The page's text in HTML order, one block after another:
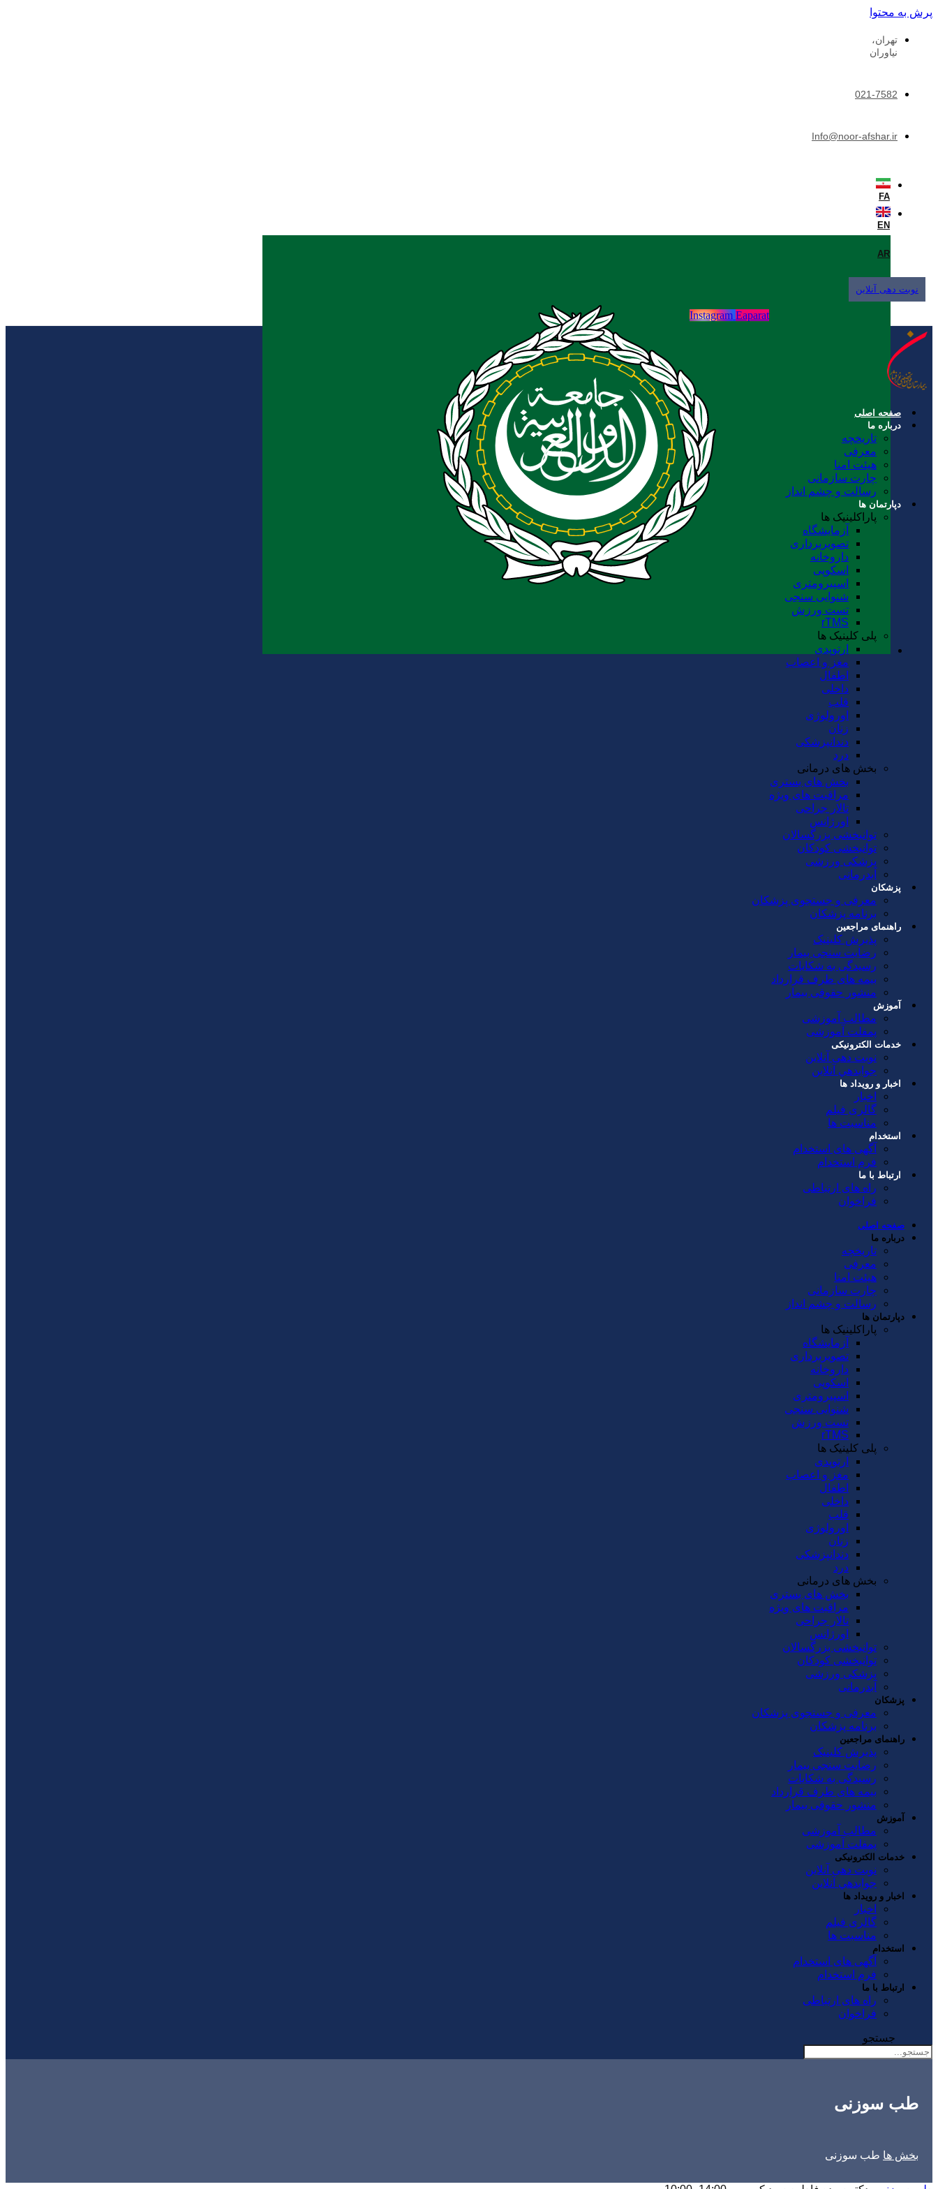
پرش به محتوا
تهران،
نیاوران
021-7582
Info@noor-afshar.ir
FA
EN
AR
نوبت دهی آنلاین
Instagram Eaparat
صفحه اصلی
درباره ما
تاریخچه
معرفی
هیئت امنا
چارت سازمانی
رسالت و چشم انداز
دپارتمان ها
پاراکلینیک ها
آزمایشگاه
تصویربرداری
داروخانه
اسکوپی
اسپیرومتری
شنوایی سنجی
تست ورزش
rTMS
پلی کلینیک ها
ارتوپدی
مغز و اعصاب
اطفال
داخلی
قلب
اورولوژی
زنان
دندانپزشکی
درد
بخش های درمانی
بخش های بستری
مراقبت های ویژه
تالار جراحی
اورژانس
توانبخشی بزرگسالان
توانبخشی کودکان
پزشکی ورزشی
آبدرمانی
پزشکان
معرفی و جستجوی پزشکان
برنامه پزشکان
راهنمای مراجعین
پذیرش کلینیک
رضایت سنجی بیمار
رسیدگی به شکایات
بیمه های طرف قرارداد
منشور حقوقی بیمار
آموزش
مطالب آموزشی
پمفلت آموزشی
خدمات الکترونیکی
نوبت دهی آنلاین
جوابدهي آنلاين
اخبار و رویداد ها
اخبار
گالری فیلم
مناسبت ها
استخدام
آگهی های استخدام
فرم استخدام
ارتباط با ما
راه های ارتباطی
فراخوان
صفحه اصلی
درباره ما
تاریخچه
معرفی
هیئت امنا
چارت سازمانی
رسالت و چشم انداز
دپارتمان ها
پاراکلینیک ها
آزمایشگاه
تصویربرداری
داروخانه
اسکوپی
اسپیرومتری
شنوایی سنجی
تست ورزش
rTMS
پلی کلینیک ها
ارتوپدی
مغز و اعصاب
اطفال
داخلی
قلب
اورولوژی
زنان
دندانپزشکی
درد
بخش های درمانی
بخش های بستری
مراقبت های ویژه
تالار جراحی
اورژانس
توانبخشی بزرگسالان
توانبخشی کودکان
پزشکی ورزشی
آبدرمانی
پزشکان
معرفی و جستجوی پزشکان
برنامه پزشکان
راهنمای مراجعین
پذیرش کلینیک
رضایت سنجی بیمار
رسیدگی به شکایات
بیمه های طرف قرارداد
منشور حقوقی بیمار
آموزش
مطالب آموزشی
پمفلت آموزشی
خدمات الکترونیکی
نوبت دهی آنلاین
جوابدهي آنلاين
اخبار و رویداد ها
اخبار
گالری فیلم
مناسبت ها
استخدام
آگهی های استخدام
فرم استخدام
ارتباط با ما
راه های ارتباطی
فراخوان
جستجو
طب سوزنی
بخش ها طب سوزنی